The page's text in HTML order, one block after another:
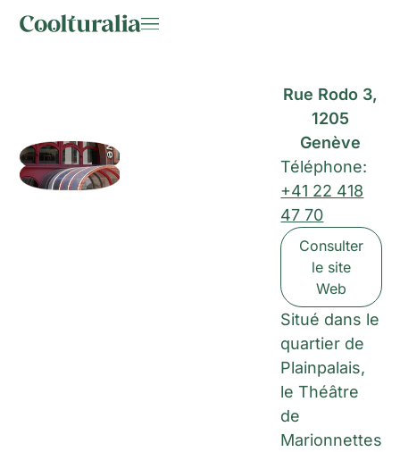
Situé dans le
quartier de
Plainpalais,
le Théâtre
de
Marionnettes
Rue Rodo 3,
1205
Genève
Téléphone:
+41 22 418
47 70
Consulter
le site
Web